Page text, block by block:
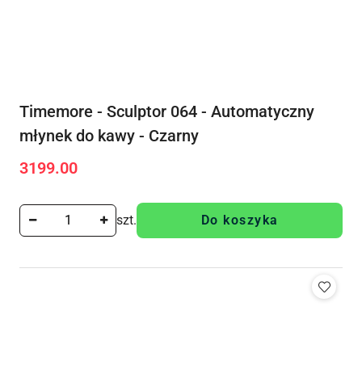
Timemore - Sculptor 064 - Automatyczny
młynek do kawy - Czarny
Cena:
3199.00
szt. Do koszyka